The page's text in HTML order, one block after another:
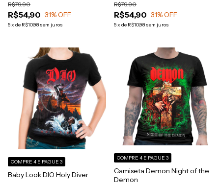
R$54,90
R$79,90
31% OFF
5x de R$10,98 sem juros
R$54,90
R$79,90
31% OFF
5x de R$10,98 sem juros
Baby Look DIO Holy Diver
COMPRE 4 E PAGUE 3
Camiseta Demon Night of the
Demon
COMPRE 4 E PAGUE 3